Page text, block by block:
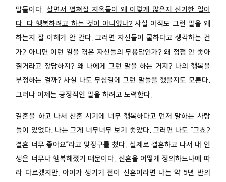
말들이다. 살면서 펼쳐질 지옥들이 왜 이렇게 많은지 신기한 일이
다. 다 행복하려고 하는 것이 아니었나? 사실 아직도 그런 말을 왜
하는지 잘 이해가 안 간다. 그러면 자신들이 쿨하다고 생각하는 건
가? 아니면 이런 일을 겪은 자신들의 무용담인가? 왜 점점 안 좋아
질거라고 장담하지? 왜 나에게 그런 말을 하는 거지? 나의 행복을
부정하는 걸까? 사실 나도 무심결에 그런 말들을 했을지도 모른다.
그러나 이제는 긍정적인 말을 하려고 노력한다.
결혼을 하고 나서 신혼 시기에 너무 행복하다고 먼저 말하는 사람
들이 있었다. 나는 그게 너무너무 보기 좋았다. 그러면 나도 “그쵸?
결혼 너무 좋아요”라고 맞장구를 쳤다. 실제로 결혼하고 나서 내 인
생은 너무나 행복해졌기 때문이다. 신혼을 어떻게 정의하느냐에 따
라 다르겠지만, 아이가 생기기 전이 신혼이라면 나는 약 5년 반의